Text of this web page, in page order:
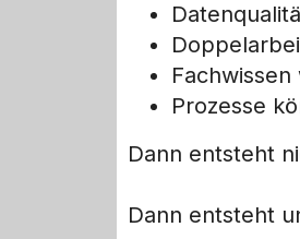
Prozesse
Dann entsteht
Dann entsteht